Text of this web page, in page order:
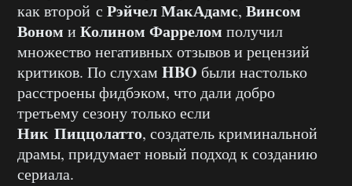
как второй с Рэйчел МакАдамс, Винсом
Воном и Колином Фаррелом получил
множество негативных отзывов и рецензий
критиков. По слухам HBO были настолько
расстроены фидбэком, что дали добро
третьему сезону только если
Ник Пиццолатто, создатель криминальной
драмы, придумает новый подход к созданию
сериала.